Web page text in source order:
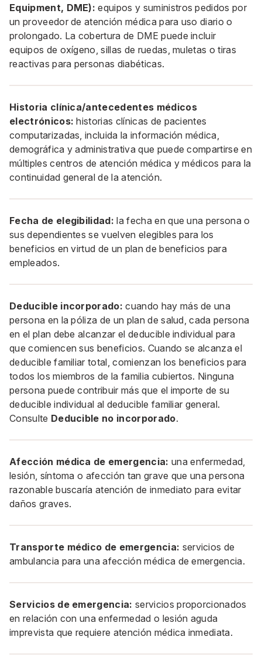
Equipment, DME): equipos y suministros pedidos por
un proveedor de atención médica para uso diario o
prolongado. La cobertura de DME puede incluir
equipos de oxígeno, sillas de ruedas, muletas o tiras
reactivas para personas diabéticas.
Historia clínica/antecedentes médicos
electrónicos:historias clínicas de pacientes
computarizadas, incluida la información médica,
demográfica y administrativa que puede compartirse en
múltiples centros de atención médica y médicos para la
continuidad general de la atención.
Fecha de elegibilidad: la fecha en que una persona o
sus dependientes se vuelven elegibles para los
beneficios en virtud de un plan de beneficios para
empleados.
Deducible incorporado: cuando hay más de una
persona en la póliza de un plan de salud, cada persona
en el plan debe alcanzar el deducible individual para
que comiencen sus beneficios. Cuando se alcanza el
deducible familiar total, comienzan los beneficios para
todos los miembros de la familia cubiertos. Ninguna
persona puede contribuir más que el importe de su
deducible individual al deducible familiar general.
Consulte Deducible no incorporado.
Afección médica de emergencia: una enfermedad,
lesión, síntoma o afección tan grave que una persona
razonable buscaría atención de inmediato para evitar
daños graves.
Transporte médico de emergencia: servicios de
ambulancia para una afección médica de emergencia.
Servicios de emergencia: servicios proporcionados
en relación con una enfermedad o lesión aguda
imprevista que requiere atención médica inmediata.